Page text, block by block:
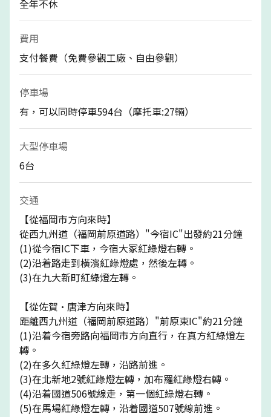
全年不休
費用
支付餐費（免費參觀工廠、自由參觀）
停車場
有，可以同時停車594台（摩托車:27輛）
大型停車場
6台
交通
【從福岡市方向來時】
從西九州道（福岡前原道路）"今宿IC"出發約21分鐘
(1)從今宿IC下車，今宿大冢紅綠燈右轉。
(2)沿着路走到橫濱紅綠燈處，然後左轉。
(3)在九大新町紅綠燈左轉。
【從佐賀·唐津方向來時】
距離西九州道（福岡前原道路）"前原東IC"約21分鐘
(1)沿着今宿旁路向福岡市方向直行，在真方紅綠燈左
轉。
(2)在多久紅綠燈左轉，沿路前進。
(3)在北新地2號紅綠燈左轉，加布羅紅綠燈右轉。
(4)沿着國道506號線走，第一個紅綠燈右轉。
(5)在馬場紅綠燈左轉，沿着國道507號線前進。